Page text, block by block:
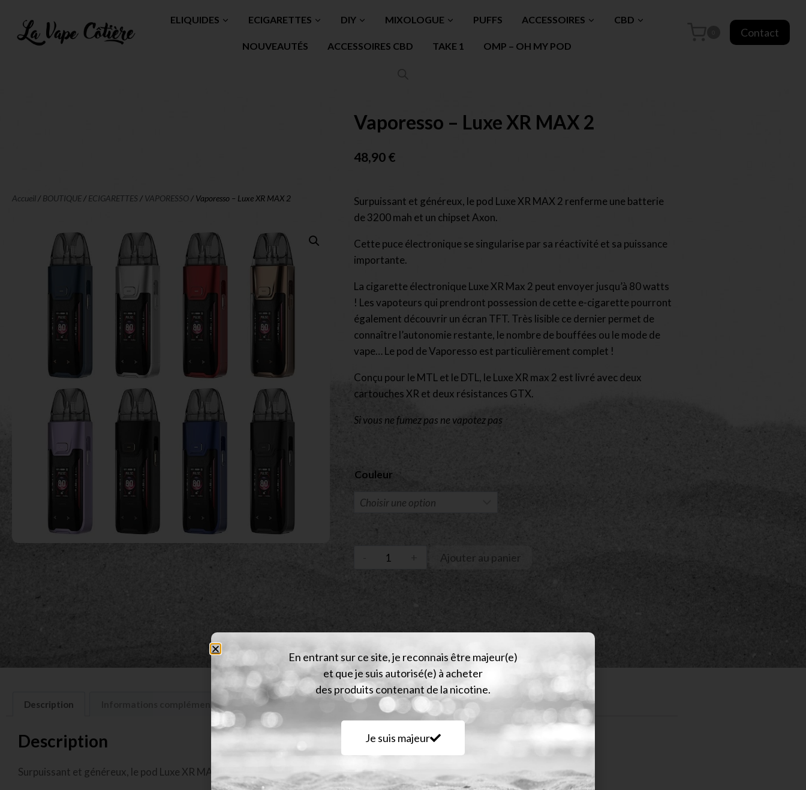
ELIQUIDES ECIGARETTES DIY MIXOLOGUE PUFFS ACCESSOIRES CBD
NOUVEAUTÉS ACCESSOIRES CBD TAKE 1 OMP – OH MY POD
Contact
Accueil/ BOUTIQUE/ ECIGARETTES / VAPORESSO/ Vaporesso – Luxe XR MAX 2
Vaporesso – Luxe XR MAX 2
48,90€
Surpuissant et généreux, le pod Luxe XR MAX 2 renferme une batterie
de 3200 mah et un chipset Axon.
Cette puce électronique se singularise par sa réactivité et sa puissance
importante.
La cigarette électronique Luxe XR Max 2 peut envoyer jusqu’à 80 watts
! Les vapoteurs qui prendront possession de cette e-cigarette pourront
également découvrir un écran TFT. Très lisible ce dernier permet de
connaître l’autonomie restante, le nombre de bouffées ou le mode de
vape… Le pod de Vaporesso est particulièrement complet !
Conçu pour le MTL et le DTL, le Luxe XR max 2 est livré avec deux
cartouches XR et deux résistances GTX.
Si vous ne fumez pas ne vapotez pas
Couleur
Ajouter au panier
Description Informations complémentaires
Description
Surpuissant et généreux, le pod Luxe XR MAX 2 renferme une batterie de 3200 mah et un chipset Axon.
En entrant sur ce site, je reconnais être majeur(e)
et que je suis autorisé(e) à acheter
des produits contenant de la nicotine.
Je suis majeur